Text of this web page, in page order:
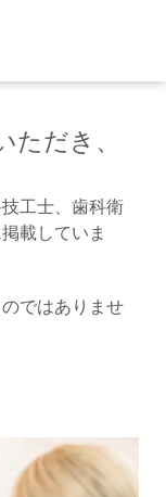
だき、
工士、歯科衛
載していま
ではありませ